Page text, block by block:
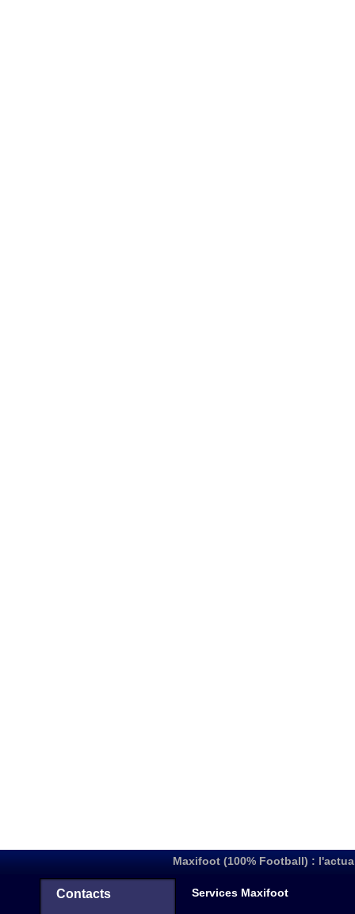
Maxifoot (100% Football) :
Contacts Services Maxifoot